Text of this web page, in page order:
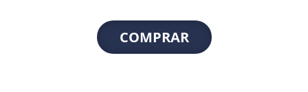
COMPRAR